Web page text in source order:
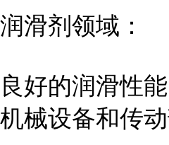
润滑剂领域：
良好的润滑性
机械设备和传动